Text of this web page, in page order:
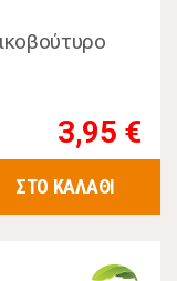
3,95 €
ΣΤΟ ΚΑΛΑΘΙ